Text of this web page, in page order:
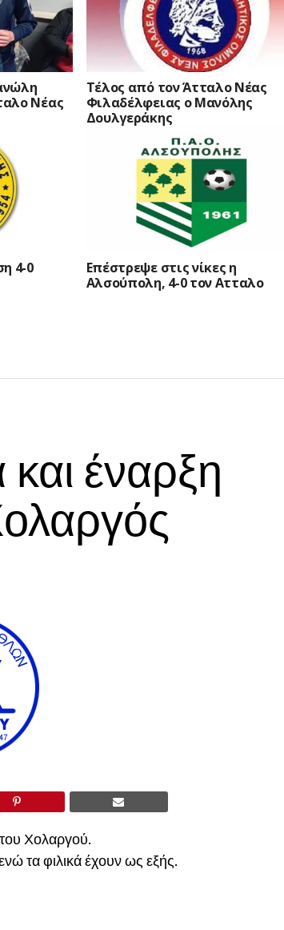
Νέας
Τέλος από τον Άτταλο Νέας
Φιλαδέλφειας ο Μανόλης
Δουλγεράκης
4-0
Επέστρεψε στις νίκες η
Αλσούπολη, 4-0 τον Ατταλο
έναρξη
Χολαργού.
τα φιλικά έχουν ως εξής.